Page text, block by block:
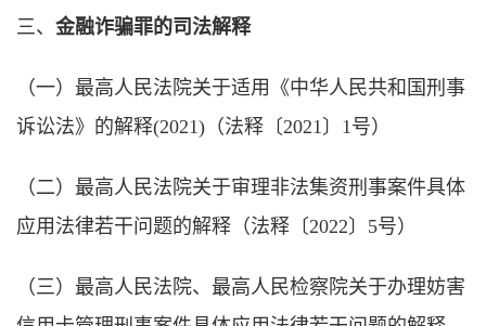
三、 金融诈骗罪的司法解释
（一）最高人民法院关于适用《中华人民共和国刑事
诉讼法》的解释(2021)（法释〔2021〕1号）
（二）最高人民法院关于审理非法集资刑事案件具体
应用法律若干问题的解释（法释〔2022〕5号）
（三）最高人民法院、最高人民检察院关于办理妨害